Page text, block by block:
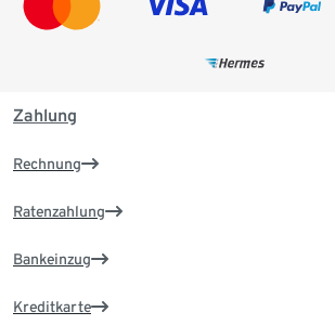
Zahlung
Rechnung
Ratenzahlung
Bankeinzug
Kreditkarte